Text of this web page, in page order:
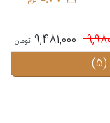
9,481,000
(5)